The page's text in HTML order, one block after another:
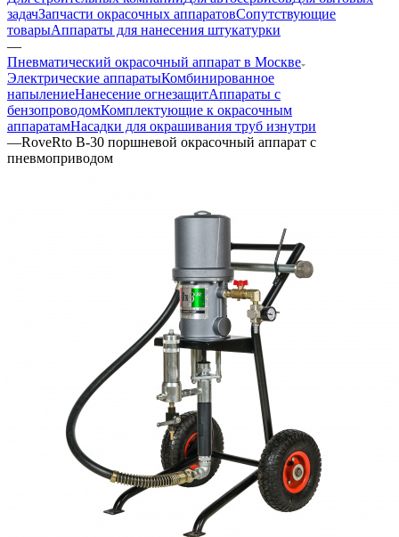
задачЗапчасти окрасочных аппаратовСопутствующие
товарыАппараты для нанесения штукатурки
—
Пневматический окрасочный аппарат в Москве
Электрические аппаратыКомбинированное
напылениеНанесение огнезащитАппараты с
бензопроводомКомплектующие к окрасочным
аппаратамНасадки для окрашивания труб изнутри
—RoveRto B-30 поршневой окрасочный аппарат с
пневмоприводом